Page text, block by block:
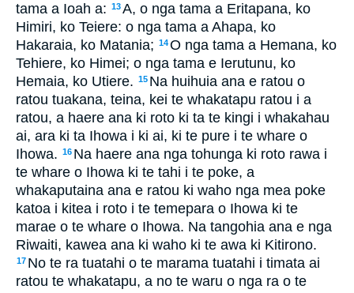
tama a Ioah a: 13A, o nga tama a Eritapana, ko
Himiri, ko Teiere: o nga tama a Ahapa, ko
Hakaraia, ko Matania; 14O nga tama a Hemana, ko
Tehiere, ko Himei; o nga tama e Ierutunu, ko
Hemaia, ko Utiere. 15 Na huihuia ana e ratou o
ratou tuakana, teina, kei te whakatapu ratou i a
ratou, a haere ana ki roto ki ta te kingi i whakahau
ai, ara ki ta Ihowa i ki ai, ki te pure i te whare o
Ihowa. 16 Na haere ana nga tohunga ki roto rawa i
te whare o Ihowa ki te tahi i te poke, a
whakaputaina ana e ratou ki waho nga mea poke
katoa i kitea i roto i te temepara o Ihowa ki te
marae o te whare o Ihowa. Na tangohia ana e nga
Riwaiti, kawea ana ki waho ki te awa ki Kitirono.
17 No te ra tuatahi o te marama tuatahi i timata ai
ratou te whakatapu, a no te waru o nga ra o te